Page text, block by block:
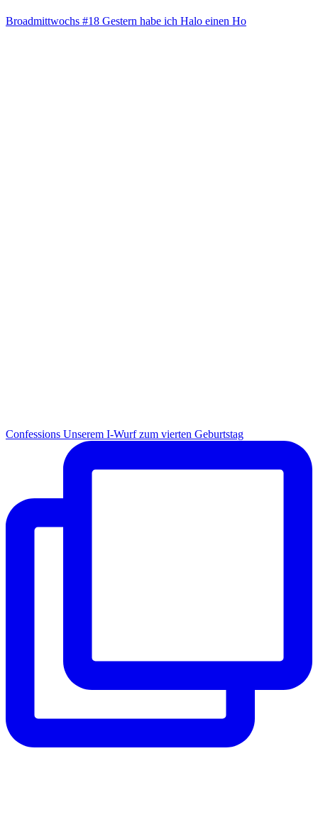
Broad­mitt­wochs #18 Ges­tern habe ich Halo einen Ho
Con­fes­si­ons Unse­rem I-Wurf zum vier­ten Geburtstag